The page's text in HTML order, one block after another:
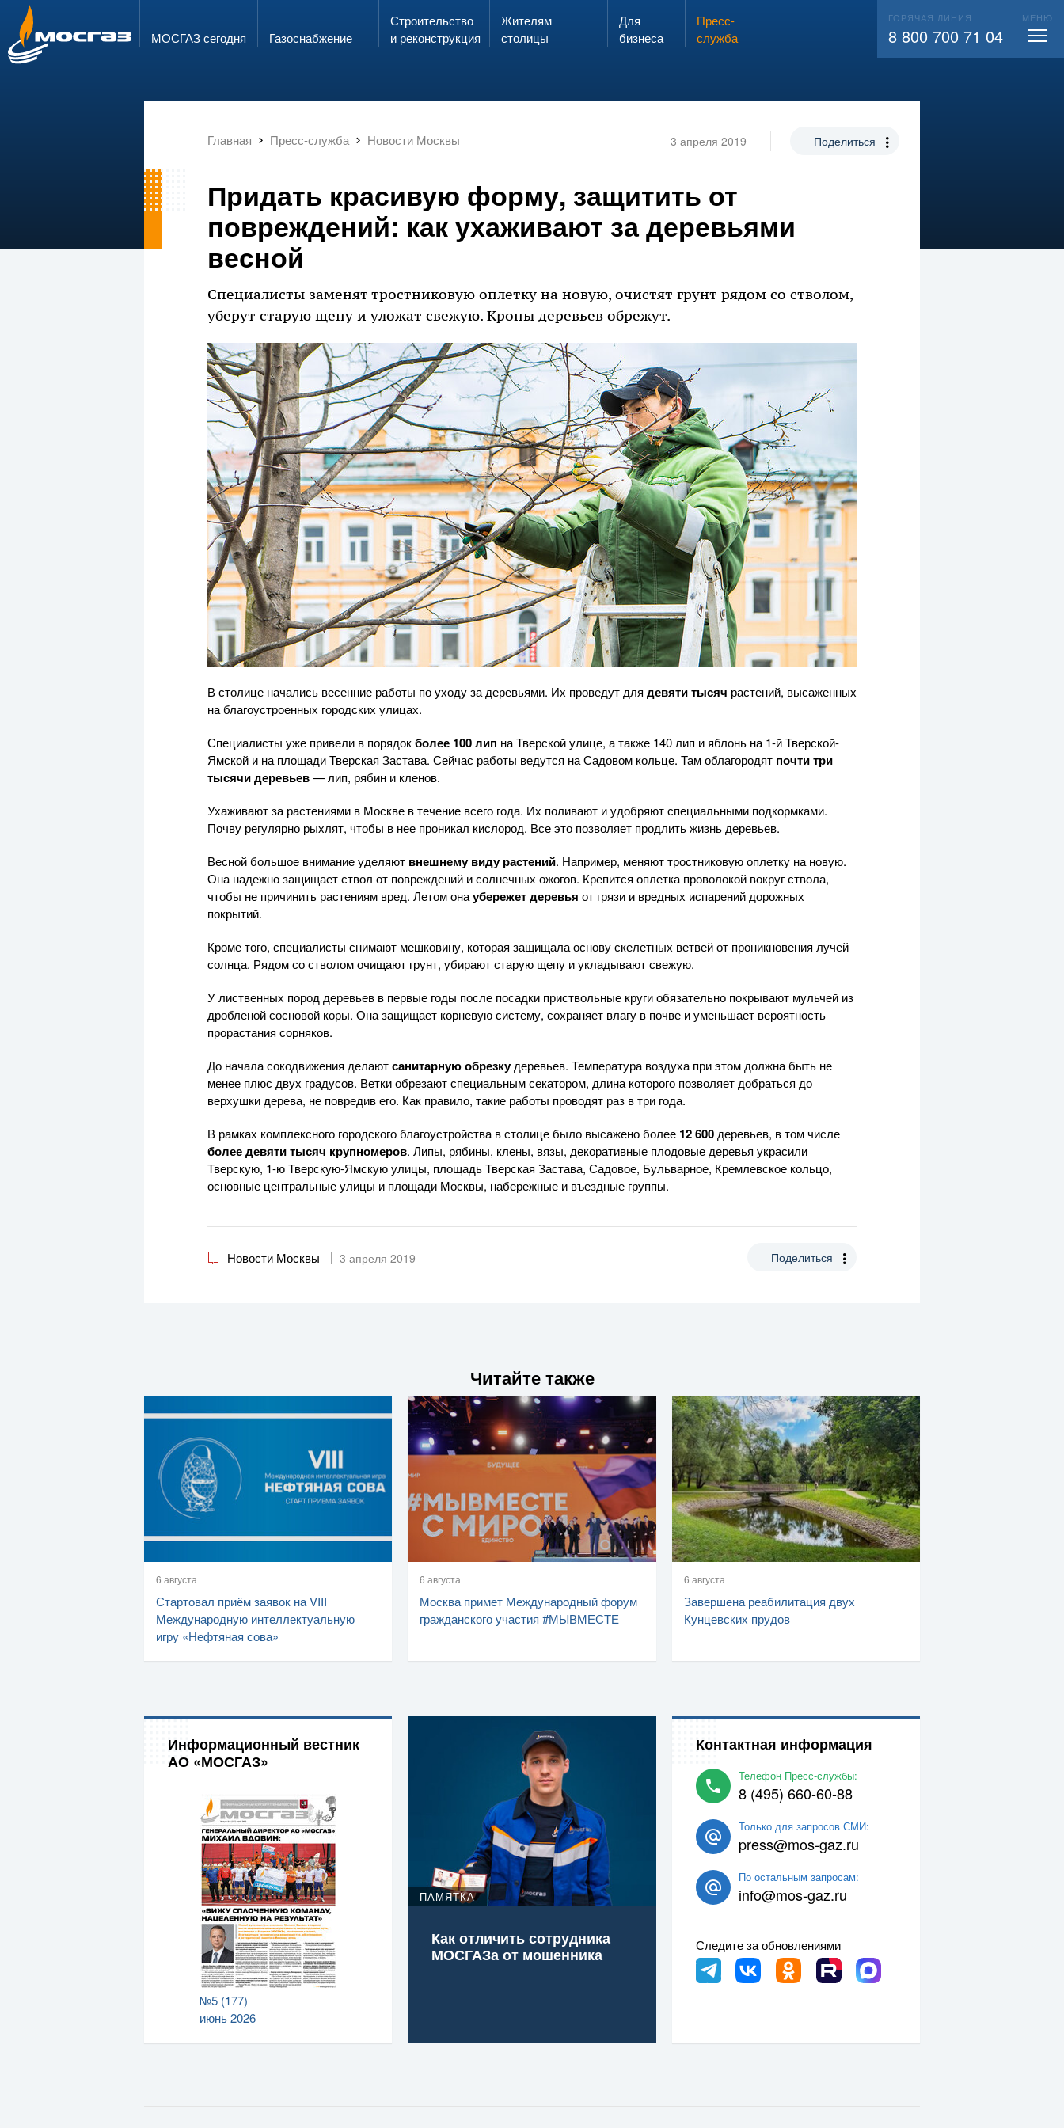
Запах газа?
ЗВОНИ 104 ВЫЗВАТЬ СЛЕСАРЯ
ГОРЯЧАЯ ЛИНИЯ
8 800 700 71 04 info@mos-gaz.ru
МОСГАЗ сегодня Газо­снабжение
Строительство
и реконструкция
Жителям
столицы
Для
бизнеса
Пресс-
служба
ГОРЯЧАЯ ЛИНИЯ
8 800 700 71 04
МЕНЮ
Главная Пресс-служба Новости Москвы 3 апреля 2019 Поделиться
Придать красивую форму, защитить от
повреждений: как ухаживают за деревьями
весной
Специалисты заменят тростниковую оплетку на новую, очистят грунт рядом со стволом,
уберут старую щепу и уложат свежую. Кроны деревьев обрежут.
В столице начались весенние работы по уходу за деревьями. Их проведут для девяти тысяч растений, высаженных
на благоустроенных городских улицах.
Специалисты уже привели в порядокболее 100 лип на Тверской улице, а также 140 лип и яблонь на 1-й Тверской-
Ямской и на площади Тверская Застава. Сейчас работы ведутся на Садовом кольце. Там облагородят почти три
тысячи деревьев— лип, рябин и кленов.
Ухаживают за растениями в Москве в течение всего года. Их поливают и удобряют специальными подкормками.
Почву регулярно рыхлят, чтобы в нее проникал кислород. Все это позволяет продлить жизнь деревьев.
Весной большое внимание уделяют внешнему виду растений. Например, меняют тростниковую оплетку на новую.
Она надежно защищает ствол от повреждений и солнечных ожогов. Крепится оплетка проволокой вокруг ствола,
чтобы не причинить растениям вред. Летом онаубережет деревья от грязи и вредных испарений дорожных
покрытий.
Кроме того, специалисты снимают мешковину, которая защищала основу скелетных ветвей от проникновения лучей
солнца. Рядом со стволом очищают грунт, убирают старую щепу и укладывают свежую.
У лиственных пород деревьев в первые годы после посадки приствольные круги обязательно покрывают мульчей из
дробленой сосновой коры. Она защищает корневую систему, сохраняет влагу в почве и уменьшает вероятность
прорастания сорняков.
До начала сокодвижения делаютсанитарную обрезкудеревьев. Температура воздуха при этом должна быть не
менее плюс двух градусов. Ветки обрезают специальным секатором, длина которого позволяет добраться до
верхушки дерева, не повредив его. Как правило, такие работы проводят раз в три года.
В рамках комплексного городского благоустройства в столице было высажено более 12 600 деревьев, в том числе
более девяти тысяч крупномеров. Липы, рябины, клены, вязы, декоративные плодовые деревья украсили
Тверскую, 1-ю Тверскую-Ямскую улицы, площадь Тверская Застава, Садовое, Бульварное, Кремлевское кольцо,
основные центральные улицы и площади Москвы, набережные и въездные группы.
Новости Москвы 3 апреля 2019 Поделиться
Читайте также
6 августа
Стартовал приём заявок на VIII
Международную интеллектуальную
игру «Нефтяная сова»
6 августа
Москва примет Международный форум
гражданского участия #МЫВМЕСТЕ
6 августа
Завершена реабилитация двух
Кунцевских прудов
Информационный вестник
АО «МОСГАЗ»
№5 (177)
июнь 2026
ПАМЯТКА
Как отличить сотрудника
МОСГАЗа от мошенника
Контактная информация
Телефон Пресс-службы:
8 (495) 660-60-88
Только для запросов СМИ:
press@mos-gaz.ru
По остальным запросам:
info@mos-gaz.ru
Следите за обновлениями